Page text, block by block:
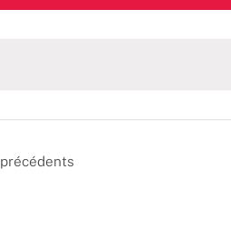
une
précédents